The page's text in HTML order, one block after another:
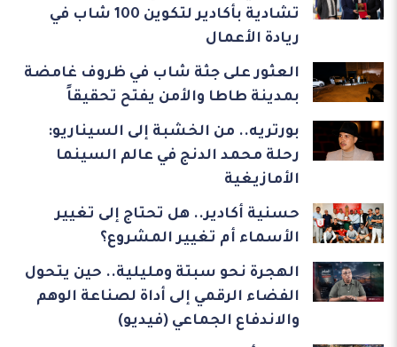
تشادية بأكادير لتكوين 100 شاب في
ريادة الأعمال
العثور على جثة شاب في ظروف غامضة
بمدينة طاطا والأمن يفتح تحقيقاً
بورتريه.. من الخشبة إلى السيناريو:
رحلة محمد الدنج في عالم السينما
الأمازيغية
حسنية أكادير.. هل تحتاج إلى تغيير
الأسماء أم تغيير المشروع؟
الهجرة نحو سبتة ومليلية.. حين يتحول
الفضاء الرقمي إلى أداة لصناعة الوهم
والاندفاع الجماعي (فيديو)